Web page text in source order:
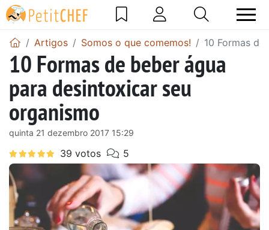
Artigos Somos o que comemos! 10 Formas
10 Formas de beber água
para desintoxicar seu
organismo
quinta 21 dezembro 2017 15:29